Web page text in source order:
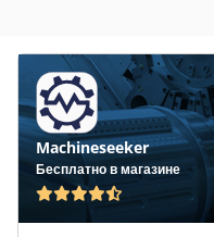
Machineseeker
Бесплатно в магазине